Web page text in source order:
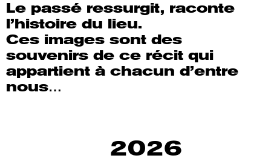
Le passé ressurgit, raconte
l’histoire du lieu.
Ces images sont des
souvenirs de ce récit qui
appartient à chacun d’entre
nous…
2026